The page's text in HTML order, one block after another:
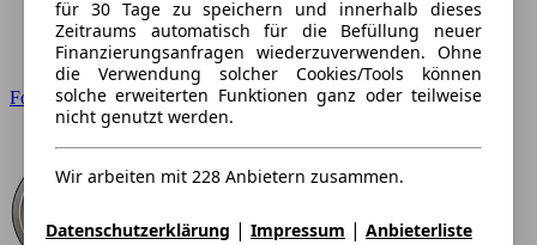
Ford
für 30 Tage zu speichern und innerhalb dieses
Zeitraums automatisch für die Befüllung neuer
Finanzierungsanfragen wiederzuverwenden. Ohne
die Verwendung solcher Cookies/Tools können
solche erweiterten Funktionen ganz oder teilweise
nicht genutzt werden.
Wir arbeiten mit 228 Anbietern zusammen.
Datenschutzerklärung | Impressum | Anbieterliste